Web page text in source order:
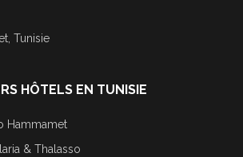
Tunisie
HÔTELS EN TUNISIE
Hammamet
& Thalasso